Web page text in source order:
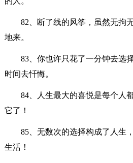
82、断了线的风筝，虽然无拘
地来。
83、你也许只花了一分钟去选
时间去忏悔。
84、人生最大的喜悦是每个人
它了！
85、无数次的选择构成了人生
生活！